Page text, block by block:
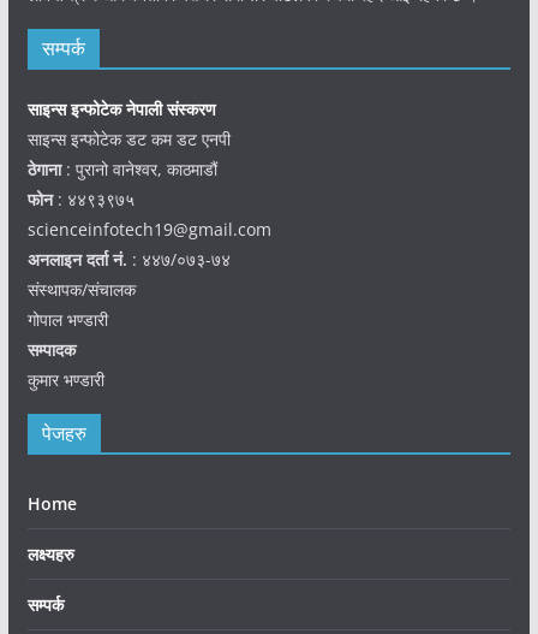
सम्पर्क
साइन्स इन्फोटेक नेपाली संस्करण
साइन्स इन्फोटेक डट कम डट एनपी
ठेगाना: पुरानो वानेश्वर, काठमाडौं
फोन: ४४९३९७५
scienceinfotech19@gmail.com
अनलाइन दर्ता नं. : ४४७/०७३-७४
संस्थापक/संचालक
गोपाल भण्डारी
सम्पादक
कुमार भण्डारी
पेजहरु
Home
लक्ष्यहरु
सम्पर्क